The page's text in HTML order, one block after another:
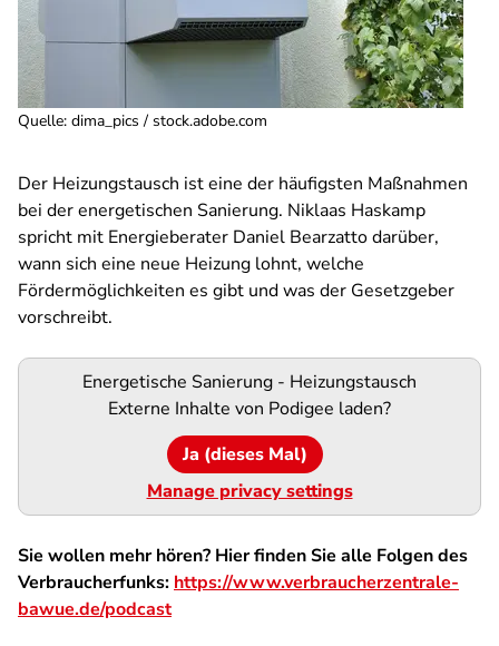
Quelle: dima_pics / stock.adobe.com
Der Heizungstausch ist eine der häufigsten Maßnahmen
bei der energetischen Sanierung. Niklaas Haskamp
spricht mit Energieberater Daniel Bearzatto darüber,
wann sich eine neue Heizung lohnt, welche
Fördermöglichkeiten es gibt und was der Gesetzgeber
vorschreibt.
Podigee-Energetische Sanierung - Heizungstausch
Externe Inhalte von Podigee laden?
Ja (dieses Mal)
Manage privacy settings
Sie wollen mehr hören? Hier finden Sie alle Folgen des
Verbraucherfunks: https://www.verbraucherzentrale-
bawue.de/podcast